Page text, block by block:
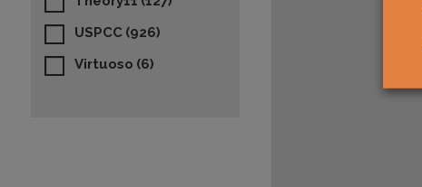
USPCC (926)
Virtuoso (6)